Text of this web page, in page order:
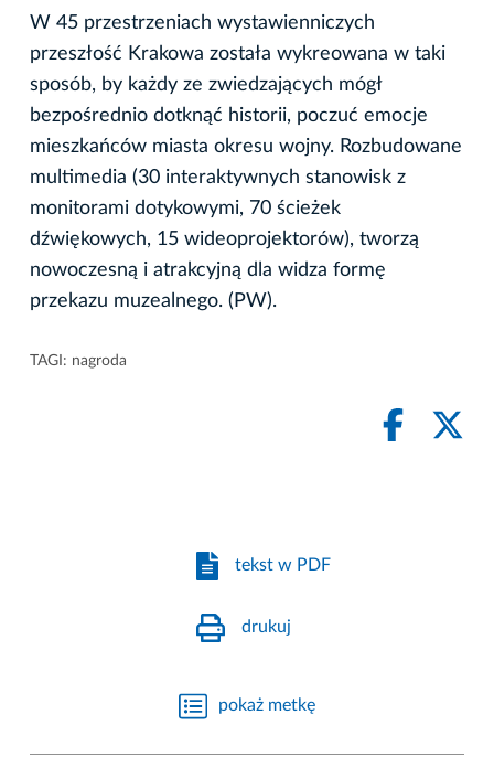
W 45 przestrzeniach wystawienniczych
przeszłość Krakowa została wykreowana w taki
sposób, by każdy ze zwiedzających mógł
bezpośrednio dotknąć historii, poczuć emocje
mieszkańców miasta okresu wojny. Rozbudowane
multimedia (30 interaktywnych stanowisk z
monitorami dotykowymi, 70 ścieżek
dźwiękowych, 15 wideoprojektorów), tworzą
nowoczesną i atrakcyjną dla widza formę
przekazu muzealnego. (PW).
TAGI: nagroda
tekst w PDF
drukuj
pokaż metkę